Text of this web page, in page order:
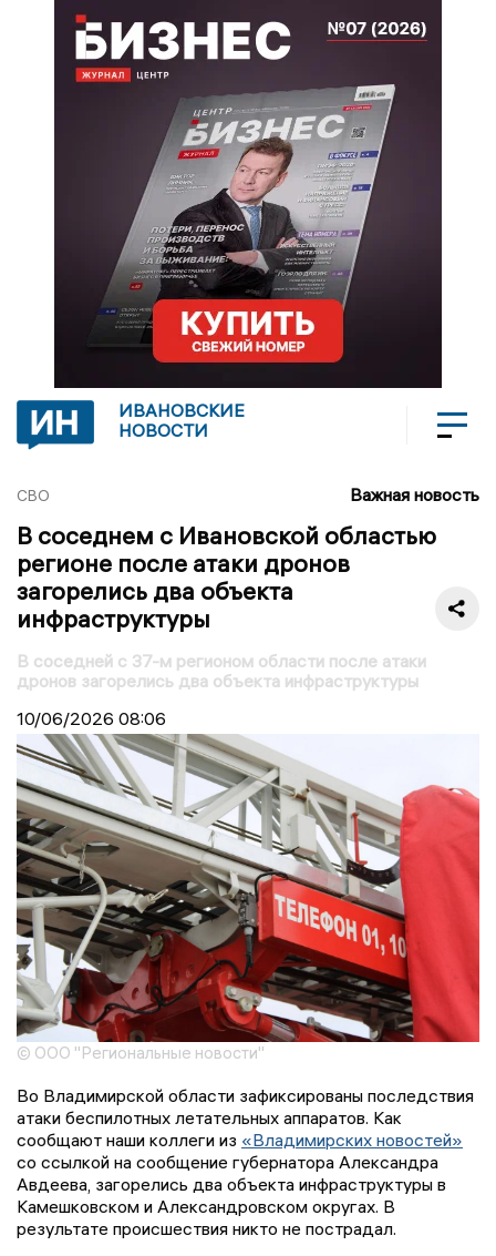
ИВАНОВСКИЕ
НОВОСТИ
СВО Важная новость
В соседнем с Ивановской областью
регионе после атаки дронов
загорелись два объекта
инфраструктуры
В соседней с 37-м регионом области после атаки
дронов загорелись два объекта инфраструктуры
10/06/2026 08:06
© ООО "Региональные новости"
Во Владимирской области зафиксированы последствия
атаки беспилотных летательных аппаратов. Как
сообщают наши коллеги из «Владимирских новостей»
со ссылкой на сообщение губернатора Александра
Авдеева, загорелись два объекта инфраструктуры в
Камешковском и Александровском округах. В
результате происшествия никто не пострадал.